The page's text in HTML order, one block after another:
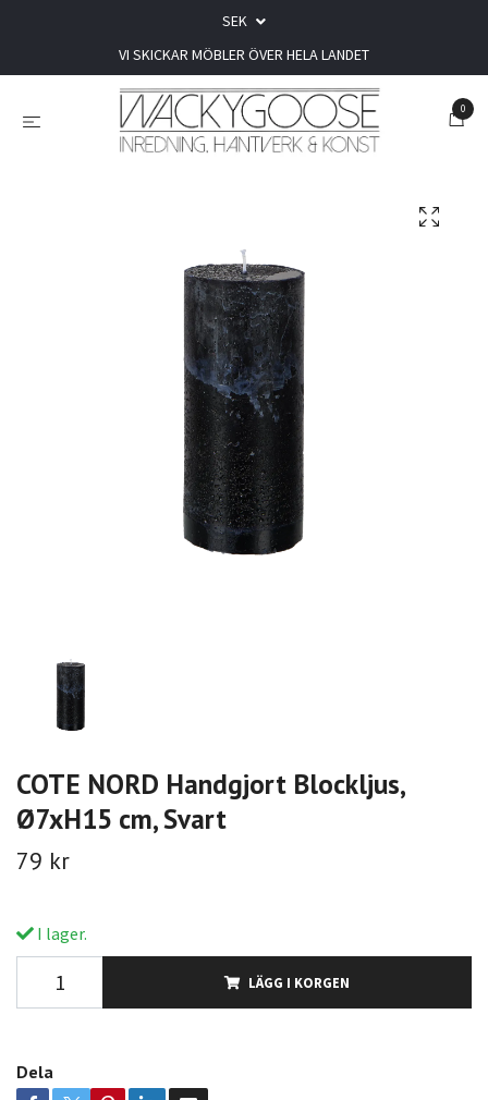
SEK
VI SKICKAR MÖBLER ÖVER HELA LANDET
0
COTE NORD Handgjort Blockljus,
Ø7xH15 cm, Svart
79 kr
I lager.
LÄGG I KORGEN
Dela